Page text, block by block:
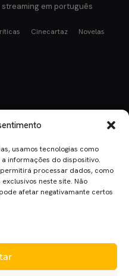
usamos tecnologias como
informações do dispositivo.
processar dados, como
neste site. Não
afetar negativamante certos
em português
Cinecartaz
Novelas